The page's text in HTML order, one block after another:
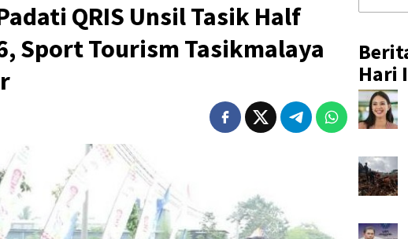
QRIS Unsil Tasik Half
Sport Tourism Tasikmalaya
Hari